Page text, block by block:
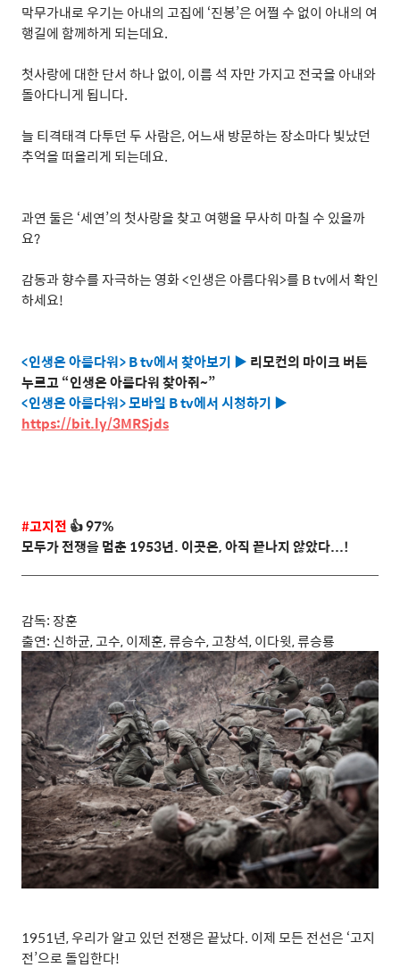
막무가내로 우기는 아내의 고집에 ‘진봉’은 어쩔 수 없이 아내의 여
행길에 함께하게 되는데요.
첫사랑에 대한 단서 하나 없이,이름 석 자만 가지고 전국을 아내와
돌아다니게 됩니다.
늘 티격태격 다투던 두 사람은,어느새 방문하는 장소마다 빛났던
추억을 떠올리게 되는데요.
과연 둘은 ‘세연’의 첫사랑을 찾고 여행을 무사히 마칠 수 있을까
요?
감동과 향수를 자극하는 영화<인생은 아름다워>를 B tv에서 확인
하세요!
<인생은 아름다워> B tv에서 찾아보기 ▶ 리모컨의 마이크 버튼
누르고“인생은 아름다워 찾아줘~”
<인생은 아름다워>모바일 B tv에서 시청하기 ▶
https://bit.ly/3MRSjds
#고지전 👍97%
모두가 전쟁을 멈춘1953년. 이곳은,아직 끝나지 않았다...!
감독: 장훈
출연: 신하균,고수,이제훈,류승수,고창석,이다윗,류승룡
1951년,우리가 알고 있던 전쟁은 끝났다. 이제 모든 전선은 ‘고지
전’으로 돌입한다!